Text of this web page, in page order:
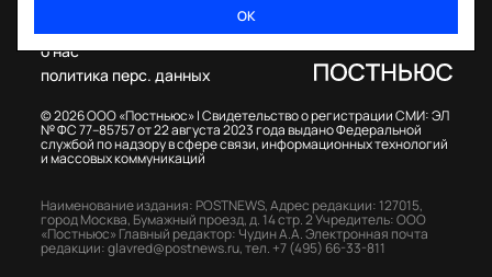
ОК
© 2026 ООО «Постньюс» |Свидетельство о регистрации СМИ: ЭЛ
№ ФС 77–85757 от 22 августа 2023 года выдано Федеральной
службой по надзору в сфере связи, информационных технологий
и массовых коммуникаций
о нас
политика перс. данных
Наименование издания: POSTNEWS,Адрес редакции: 127015,
город Москва, Бумажный проезд, д. 14 стр. 2Учредитель: ООО
«Постньюс» Главный редактор: Чудин А.А.Электронная почта
редакции:glavred@postnews.ru,тел. +7 (495) 66-33-811